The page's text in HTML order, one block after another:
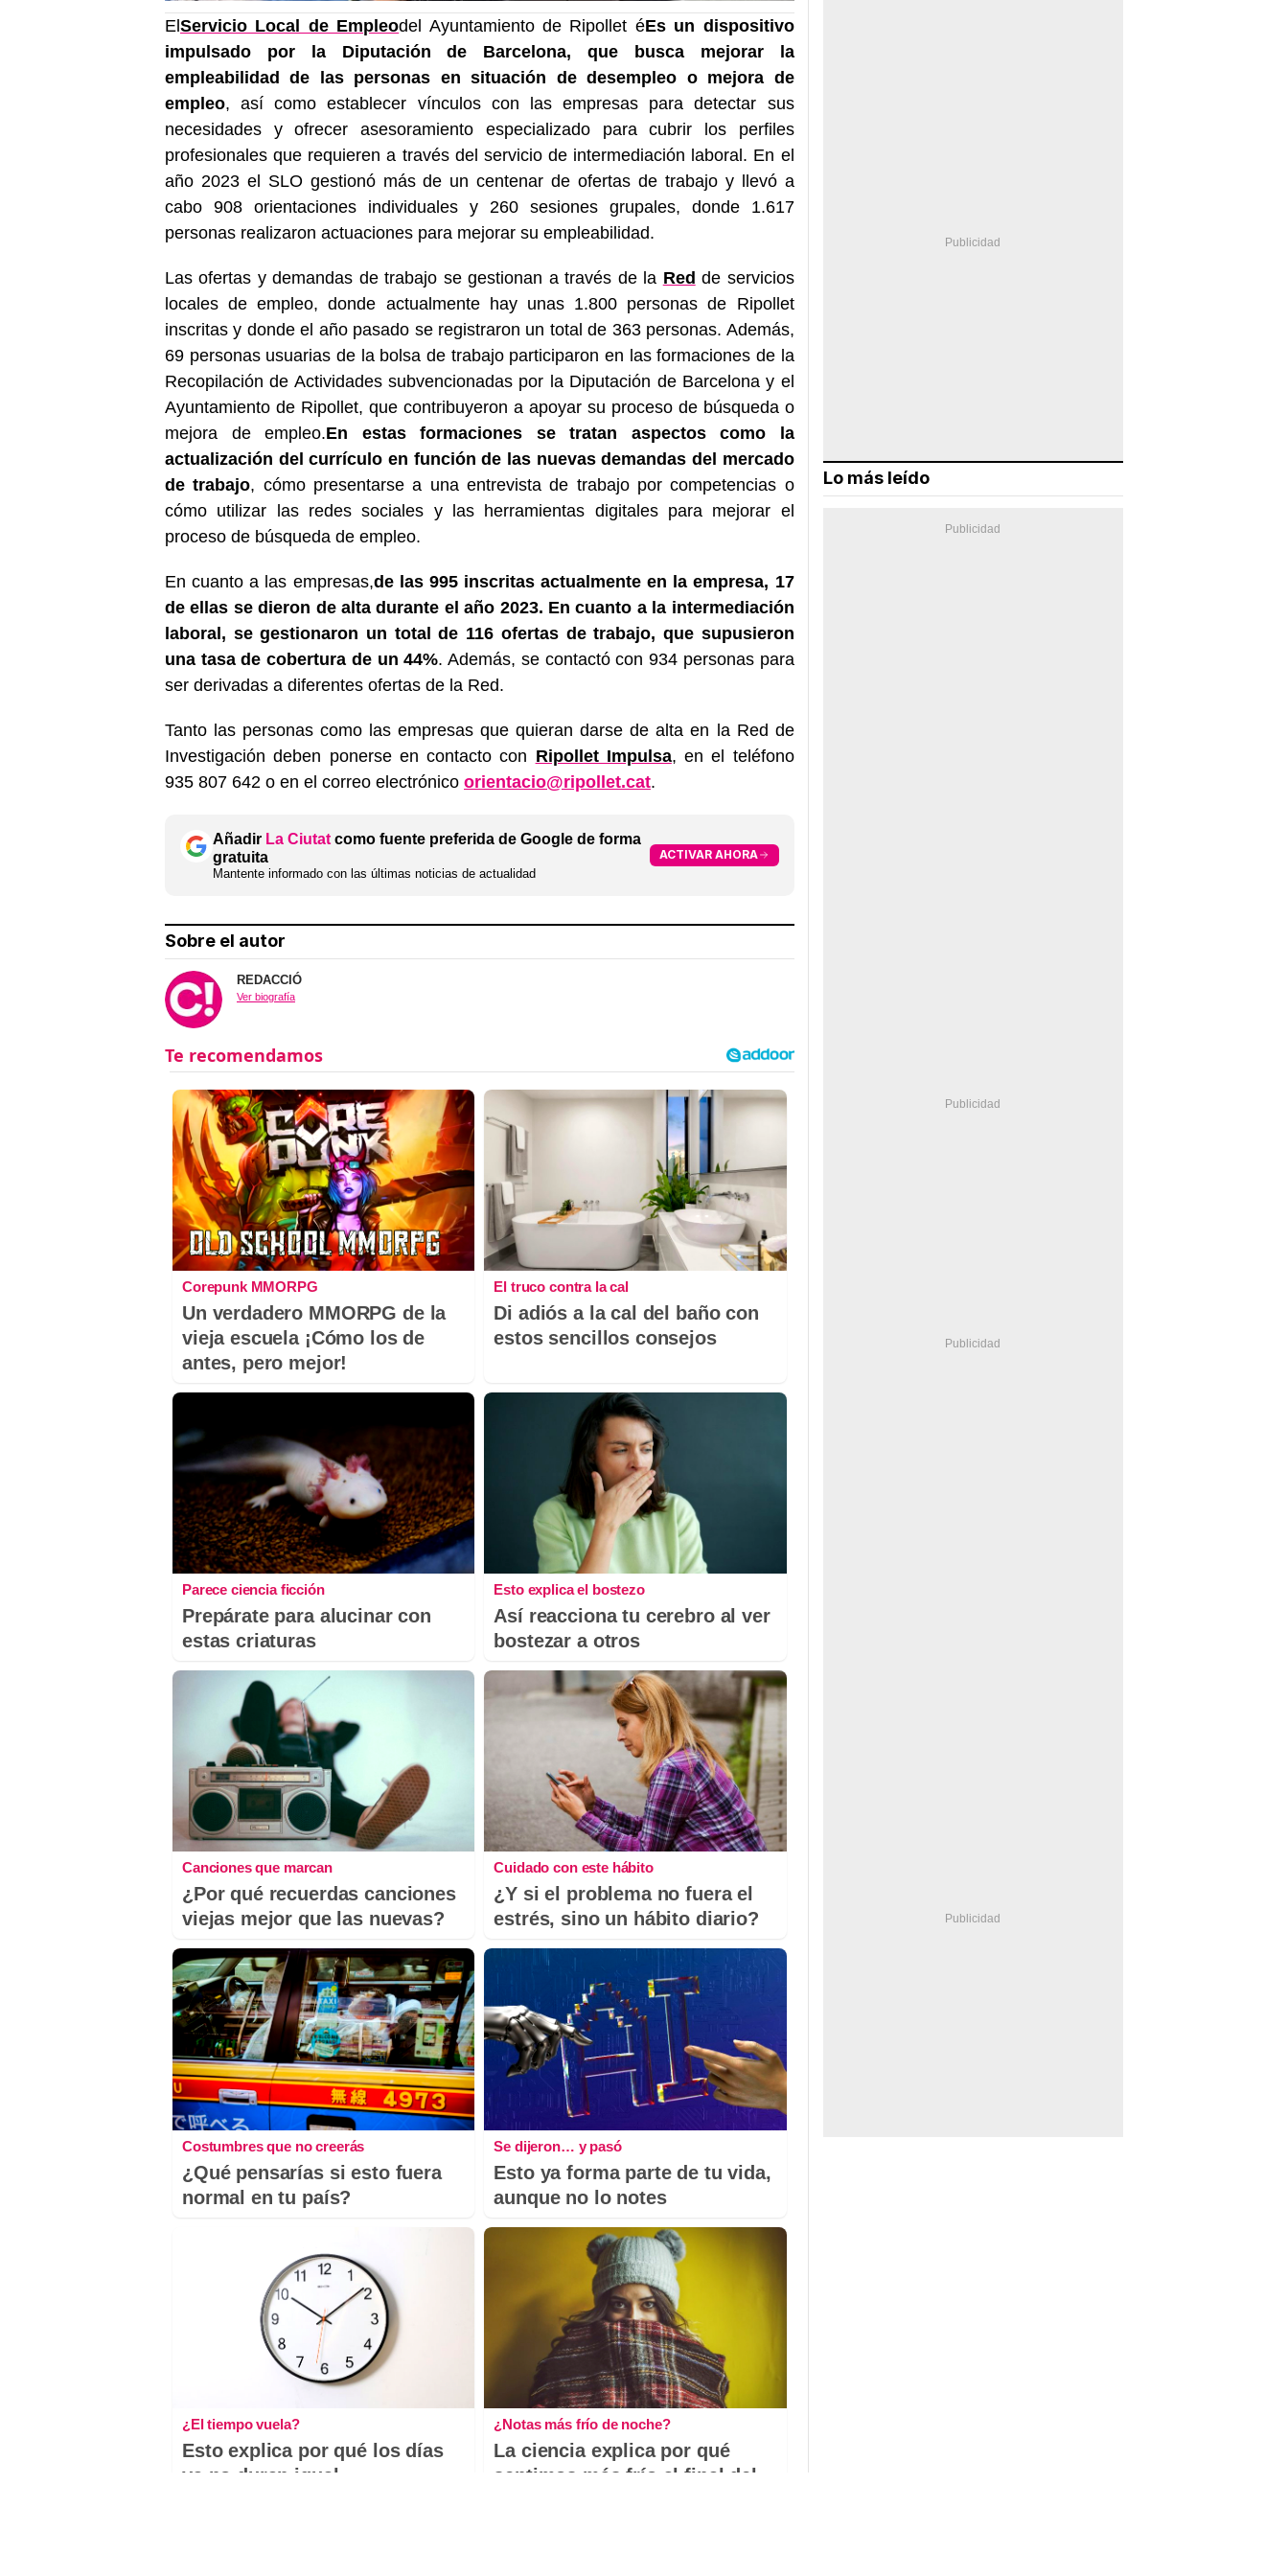
ElServicio Local de Empleodel Ayuntamiento de Ripollet éEs un dispositivo
impulsado por la Diputación de Barcelona, que busca mejorar la
empleabilidad de las personas en situación de desempleo o mejora de
empleo, así como establecer vínculos con las empresas para detectar sus
necesidades y ofrecer asesoramiento especializado para cubrir los perfiles
profesionales que requieren a través del servicio de intermediación laboral. En el
año 2023 el SLO gestionó más de un centenar de ofertas de trabajo y llevó a
cabo 908 orientaciones individuales y 260 sesiones grupales, donde 1.617
personas realizaron actuaciones para mejorar su empleabilidad.
Las ofertas y demandas de trabajo se gestionan a través de la Red de servicios
locales de empleo, donde actualmente hay unas 1.800 personas de Ripollet
inscritas y donde el año pasado se registraron un total de 363 personas. Además,
69 personas usuarias de la bolsa de trabajo participaron en las formaciones de la
Recopilación de Actividades subvencionadas por la Diputación de Barcelona y el
Ayuntamiento de Ripollet, que contribuyeron a apoyar su proceso de búsqueda o
mejora de empleo.En estas formaciones se tratan aspectos como la
actualización del currículo en función de las nuevas demandas del mercado
de trabajo, cómo presentarse a una entrevista de trabajo por competencias o
cómo utilizar las redes sociales y las herramientas digitales para mejorar el
proceso de búsqueda de empleo.
En cuanto a las empresas,de las 995 inscritas actualmente en la empresa, 17
de ellas se dieron de alta durante el año 2023. En cuanto a la intermediación
laboral, se gestionaron un total de 116 ofertas de trabajo, que supusieron
una tasa de cobertura de un 44%. Además, se contactó con 934 personas para
ser derivadas a diferentes ofertas de la Red.
Tanto las personas como las empresas que quieran darse de alta en la Red de
Investigación deben ponerse en contacto con Ripollet Impulsa, en el teléfono
935 807 642 o en el correo electrónico orientacio@ripollet.cat.
Añadir La Ciutat como fuente preferida de Google de forma
gratuita
Mantente informado con las últimas noticias de actualidad
ACTIVAR AHORA
Sobre el autor
REDACCIÓ
Ver biografía
Corepunk MMORPG
Un verdadero MMORPG de la
vieja escuela ¡Cómo los de
antes, pero mejor!
El truco contra la cal
Di adiós a la cal del baño con
estos sencillos consejos
Parece ciencia ficción
Prepárate para alucinar con
estas criaturas
Esto explica el bostezo
Así reacciona tu cerebro al ver
bostezar a otros
Canciones que marcan
¿Por qué recuerdas canciones
viejas mejor que las nuevas?
Cuidado con este hábito
¿Y si el problema no fuera el
estrés, sino un hábito diario?
Costumbres que no creerás
¿Qué pensarías si esto fuera
normal en tu país?
Se dijeron… y pasó
Esto ya forma parte de tu vida,
aunque no lo notes
¿El tiempo vuela?
Esto explica por qué los días
ya no duran igual
¿Notas más frío de noche?
La ciencia explica por qué
sentimos más frío al final del
Lo más leído